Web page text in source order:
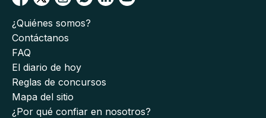
¿Quiénes somos?
Contáctanos
FAQ
El diario de hoy
Reglas de concursos
Mapa del sitio
¿Por qué confiar en nosotros?